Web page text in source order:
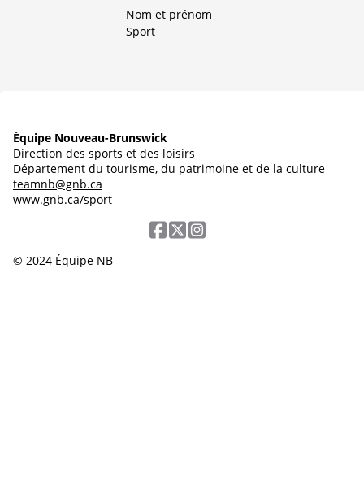
Nom et prénom
Sport
Équipe Nouveau-Brunswick
Direction des sports et des loisirs
Département du tourisme, du patrimoine et de la culture
teamnb@gnb.ca
www.gnb.ca/sport
© 2024 Équipe NB